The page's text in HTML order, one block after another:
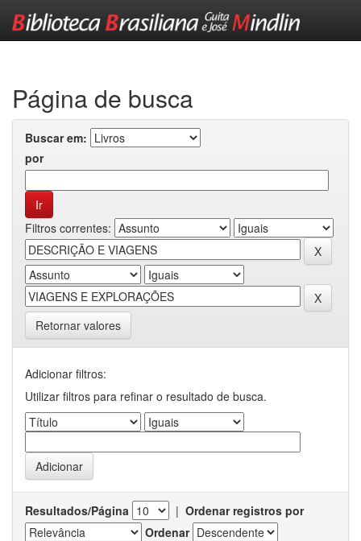
Página de busca
Buscar em:
por
Filtros correntes:
Retornar valores
Adicionar filtros:
Utilizar filtros para refinar o resultado de busca.
Resultados/Página | Ordenar registros por
Ordenar